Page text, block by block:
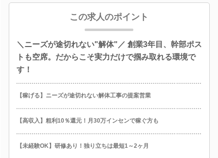
この求人のポイント
＼ニーズが途切れない"解体"／ 創業3年目、幹部ポス
トも空席。だからこそ実力だけで掴み取れる環境で
す！
【稼げる】ニーズが途切れない解体工事の提案営業
【高収入】粗利10％還元！月30万インセンで稼ぐ方も
【未経験OK】研修あり！独り立ちは最短1～2ヶ月